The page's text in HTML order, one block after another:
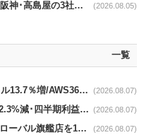
7月百貨店売上速報｜三越伊勢丹･阪急阪神･高島屋の3社は増収 (2026.08.05)
一覧
Amazon news｜2Q営業収益2006億ドル13.7％増/AWS36.8％％増が貢献 (2026.08.07)
ニトリnews｜第1Q売上収益2263億円2.3%減･四半期利益1.4％減 (2026.08.07)
ユニクロnews｜京都･河原町通りにグローバル旗艦店を11/6開設 (2026.08.07)